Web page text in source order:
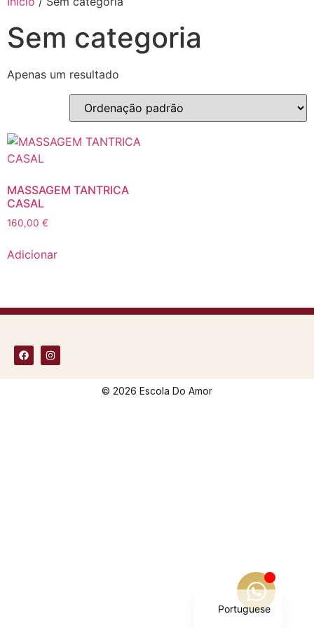
Sem categoria
Apenas um resultado
MASSAGEM TANTRICA
CASAL
160,00 €
Adicionar
© 2026 Escola Do Amor
Portuguese
English